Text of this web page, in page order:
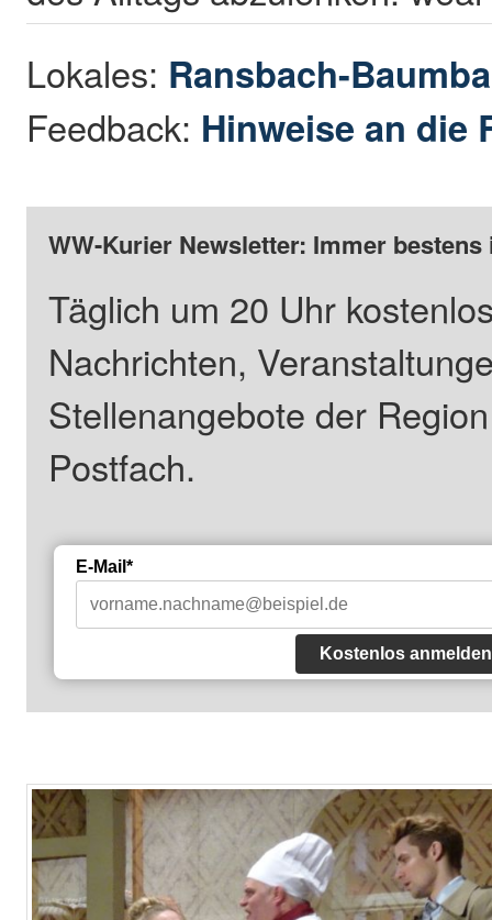
Lokales: Ransbach-
Feedback: Hinweise an die
WW-Kurier Newsletter: Immer
Täglich um 20 Uhr
Nachrichten,
Stellenangebote der
Postfach.
E-Mail*
Kostenlos anmelden